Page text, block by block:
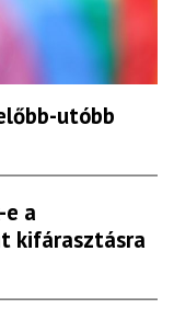
utóbb
a
kifárasztásra